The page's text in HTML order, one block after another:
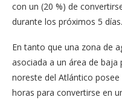
con un (20 %) de
durante los próximos 5 días.
En tanto que una zona de
asociada a un área de
noreste del Atlántico
horas para convertirse en